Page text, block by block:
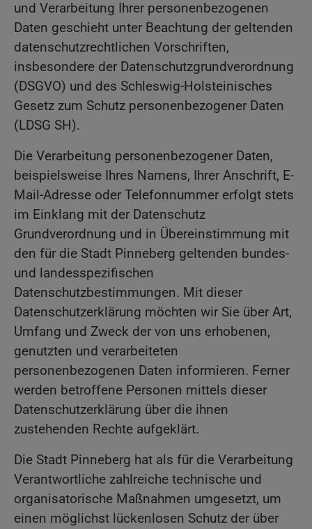
und Verarbeitung Ihrer personenbezogenen
Daten geschieht unter Beachtung der geltenden
datenschutzrechtlichen Vorschriften,
insbesondere der Datenschutzgrundverordnung
(DSGVO) und des Schleswig-Holsteinisches
Gesetz zum Schutz personenbezogener Daten
(LDSG SH).
Die Verarbeitung personenbezogener Daten,
beispielsweise Ihres Namens, Ihrer Anschrift, E-
Mail-Adresse oder Telefonnummer erfolgt stets
im Einklang mit der Datenschutz
Grundverordnung und in Übereinstimmung mit
den für die Stadt Pinneberg geltenden bundes-
und landesspezifischen
Datenschutzbestimmungen. Mit dieser
Datenschutzerklärung möchten wir Sie über Art,
Umfang und Zweck der von uns erhobenen,
genutzten und verarbeiteten
personenbezogenen Daten informieren. Ferner
werden betroffene Personen mittels dieser
Datenschutzerklärung über die ihnen
zustehenden Rechte aufgeklärt.
Die Stadt Pinneberg hat als für die Verarbeitung
Verantwortliche zahlreiche technische und
organisatorische Maßnahmen umgesetzt, um
einen möglichst lückenlosen Schutz der über